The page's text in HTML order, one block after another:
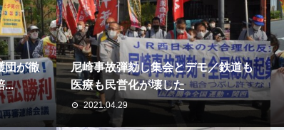
団が徹
...
尼崎事故弾劾し集会とデモ／鉄道も
医療も民営化が壊した
2021.04.29